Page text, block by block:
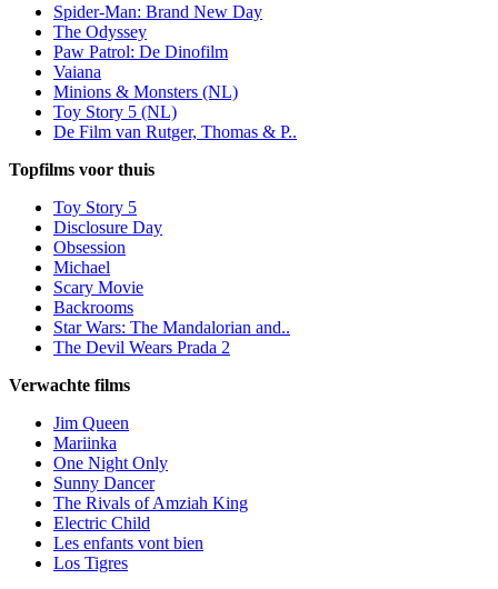
Spider-Man: Brand New Day
The Odyssey
Paw Patrol: De Dinofilm
Vaiana
Minions & Monsters (NL)
Toy Story 5 (NL)
De Film van Rutger, Thomas & P..
Topfilms voor thuis
Toy Story 5
Disclosure Day
Obsession
Michael
Scary Movie
Backrooms
Star Wars: The Mandalorian and..
The Devil Wears Prada 2
Verwachte films
Jim Queen
Mariinka
One Night Only
Sunny Dancer
The Rivals of Amziah King
Electric Child
Les enfants vont bien
Los Tigres